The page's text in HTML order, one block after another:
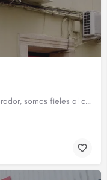
En Colour Mobile no somos fieles al operador, somos fieles al cliente